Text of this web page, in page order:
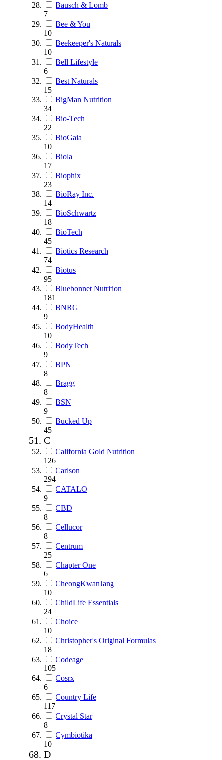
Bausch & Lomb
7
Bee & You
10
Beekeeper's Naturals
10
Bell Lifestyle
6
Best Naturals
15
BigMan Nutrition
34
Bio-Tech
22
BioGaia
10
Biola
17
Biophix
23
BioRay Inc.
14
BioSchwartz
18
BioTech
45
Biotics Research
74
Biotus
95
Bluebonnet Nutrition
181
BNRG
9
BodyHealth
10
BodyTech
9
BPN
8
Bragg
8
BSN
9
Bucked Up
45
C
California Gold Nutrition
126
Carlson
294
CATALO
9
CBD
8
Cellucor
8
Centrum
25
Chapter One
6
CheongKwanJang
10
ChildLife Essentials
24
Choice
10
Christopher's Original Formulas
18
Codeage
105
Cosrx
6
Country Life
117
Crystal Star
8
Cymbiotika
10
D